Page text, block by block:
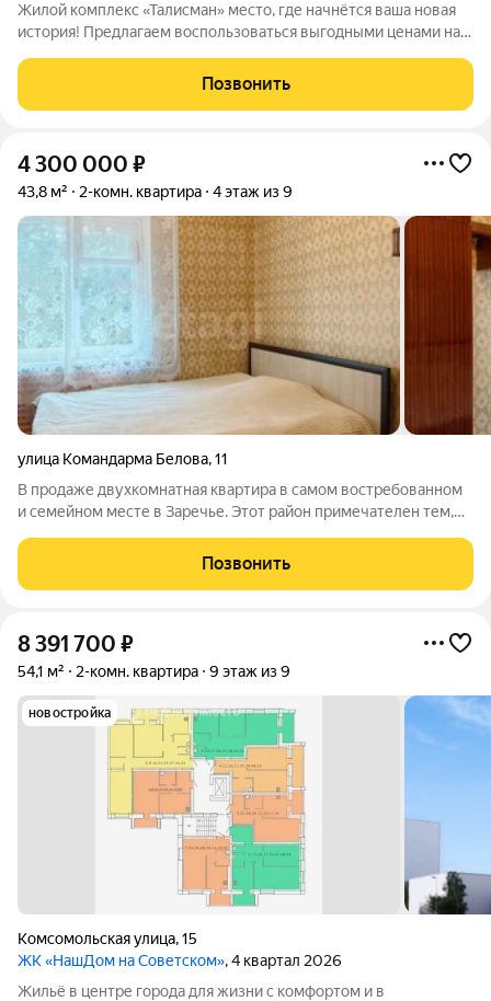
Жилой комплекс «Талисман» место, где начнётся ваша новая
история! Предлагаем воспользоваться выгодными ценами на
комфорткласса возводится в индустриальном районе города
Череповца. Что ждёт будущих
Позвонить
4 300 000 ₽
43,8 м² 2-комн. квартира 4 этаж из 9
улица Командарма Белова,11
В продаже двухкомнатная квартира в самом востребованном
и семейном месте в Заречье. Этот район примечателен тем,
парк Макаринская роща, городской пляж и вся необходимая
инфраструктура от
Позвонить
8 391 700 ₽
54,1 м² 2-комн. квартира 9 этаж из 9
новостройка
Комсомольская улица,15
ЖК «НашДом на Советском», 4 квартал 2026
Жильё в центре города для жизни с комфортом и в